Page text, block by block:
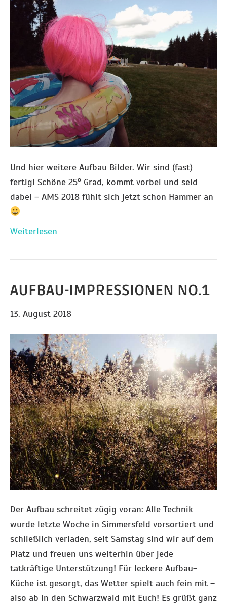
Und hier weitere Aufbau Bilder. Wir sind (fast)
fertig! Schöne 25° Grad, kommt vorbei und seid
dabei – AMS 2018 fühlt sich jetzt schon Hammer an
Weiterlesen
AUFBAU-IMPRESSIONEN NO.1
13. August 2018
Der Aufbau schreitet zügig voran: Alle Technik
wurde letzte Woche in Simmersfeld vorsortiert und
schließlich verladen, seit Samstag sind wir auf dem
Platz und freuen uns weiterhin über jede
tatkräftige Unterstützung! Für leckere Aufbau-
Küche ist gesorgt, das Wetter spielt auch fein mit –
also ab in den Schwarzwald mit Euch! Es grüßt ganz